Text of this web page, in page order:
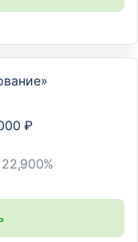
₽